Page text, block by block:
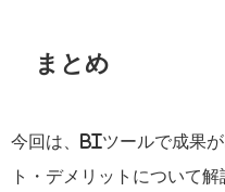
まとめ
今回は、 BIツールで成果
ト・デメリットについて解